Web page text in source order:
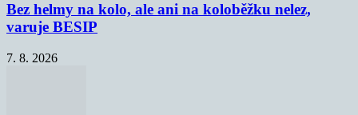
Bez helmy na kolo, ale ani na koloběžku nelez,
varuje BESIP
7. 8. 2026